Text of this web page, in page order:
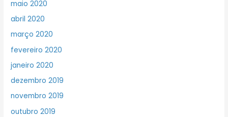
maio 2020
abril 2020
março 2020
fevereiro 2020
janeiro 2020
dezembro 2019
novembro 2019
outubro 2019